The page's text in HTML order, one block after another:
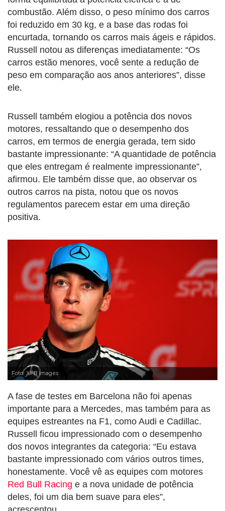
combustão. Além disso, o peso mínimo dos carros
foi reduzido em 30 kg, e a base das rodas foi
encurtada, tornando os carros mais ágeis e rápidos.
Russell notou as diferenças imediatamente: “Os
carros estão menores, você sente a redução de
peso em comparação aos anos anteriores”, disse
ele.
Russell também elogiou a potência dos novos
motores, ressaltando que o desempenho dos
carros, em termos de energia gerada, tem sido
bastante impressionante: “A quantidade de potência
que eles entregam é realmente impressionante”,
afirmou. Ele também disse que, ao observar os
outros carros na pista, notou que os novos
regulamentos parecem estar em uma direção
positiva.
Foto: XPB Images
A fase de testes em Barcelona não foi apenas
importante para a Mercedes, mas também para as
equipes estreantes na F1, como Audi e Cadillac.
Russell ficou impressionado com o desempenho
dos novos integrantes da categoria: “Eu estava
bastante impressionado com vários outros times,
honestamente. Você vê as equipes com motores
Red Bull Racing e a nova unidade de potência
deles, foi um dia bem suave para eles”,